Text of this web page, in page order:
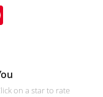
on a star to rate